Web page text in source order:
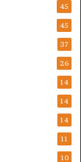
45
45
37
26
14
14
14
11
10